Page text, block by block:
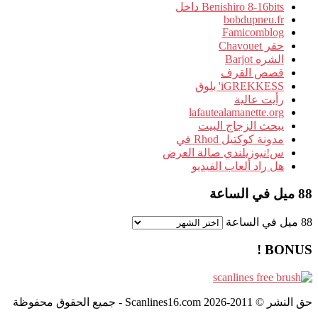
Benishiro 8-16bits داخل
bobdupneu.fr
Famicomblog
حفر Chavouet
الشره Barjot
قصص القرف
iGREKKESS' بلوق
رأيت عالية
lafautealamanette.org
يبحث الزجاج البيت
مدونة كوكتيل Rhod في
س!نيوزيلندي صالة العرض
هل راد ألعاب الفيديو
88 ميل في الساعة
88 ميل في الساعة
BONUS !
حق النشر © 2011-2026 Scanlines16.com - جميع الحقوق محفوظة